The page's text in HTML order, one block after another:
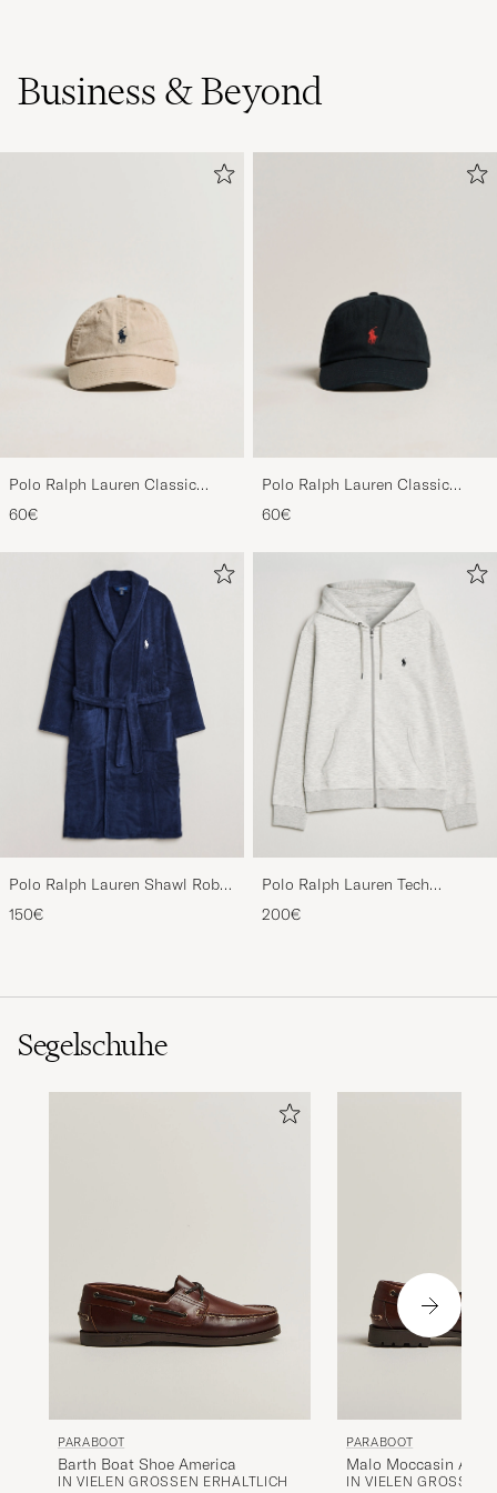
Business & Beyond
Polo Ralph Lauren Classic
Sports Cap Beige
60€
Polo Ralph Lauren Classic
Sports Cap Black
60€
Polo Ralph Lauren Shawl Robe
Navy
150€
Polo Ralph Lauren Tech
Performance Full Zip Light
Sport Heather
200€
Segelschuhe
PARABOOT
Barth Boat Shoe America
IN VIELEN GRÖSSEN ERHÄLTLICH
PARABOOT
Malo Moccasin
IN VIELEN GRÖSSEN